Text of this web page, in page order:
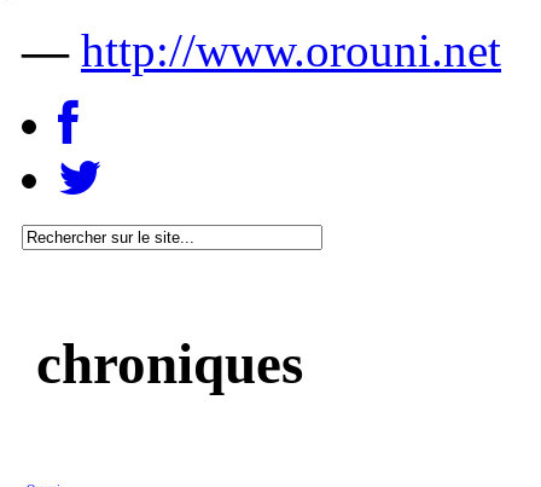
— http://www.orouni.net
chroniques